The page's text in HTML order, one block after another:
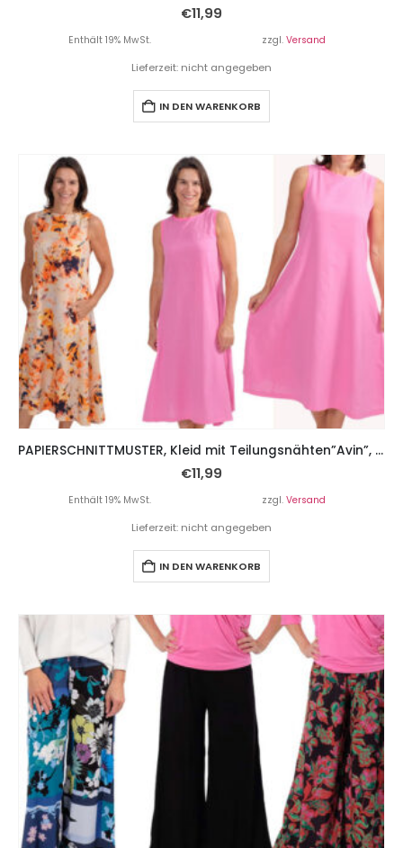
€11,99
Enthält 19% MwSt. zzgl. Versand
Lieferzeit: nicht angegeben
IN DEN WARENKORB
PAPIERSCHNITTMUSTER, Kleid mit Teilungsnähten”Avin”, Gr. 158 – Damengr. 46
€11,99
Enthält 19% MwSt. zzgl. Versand
Lieferzeit: nicht angegeben
IN DEN WARENKORB